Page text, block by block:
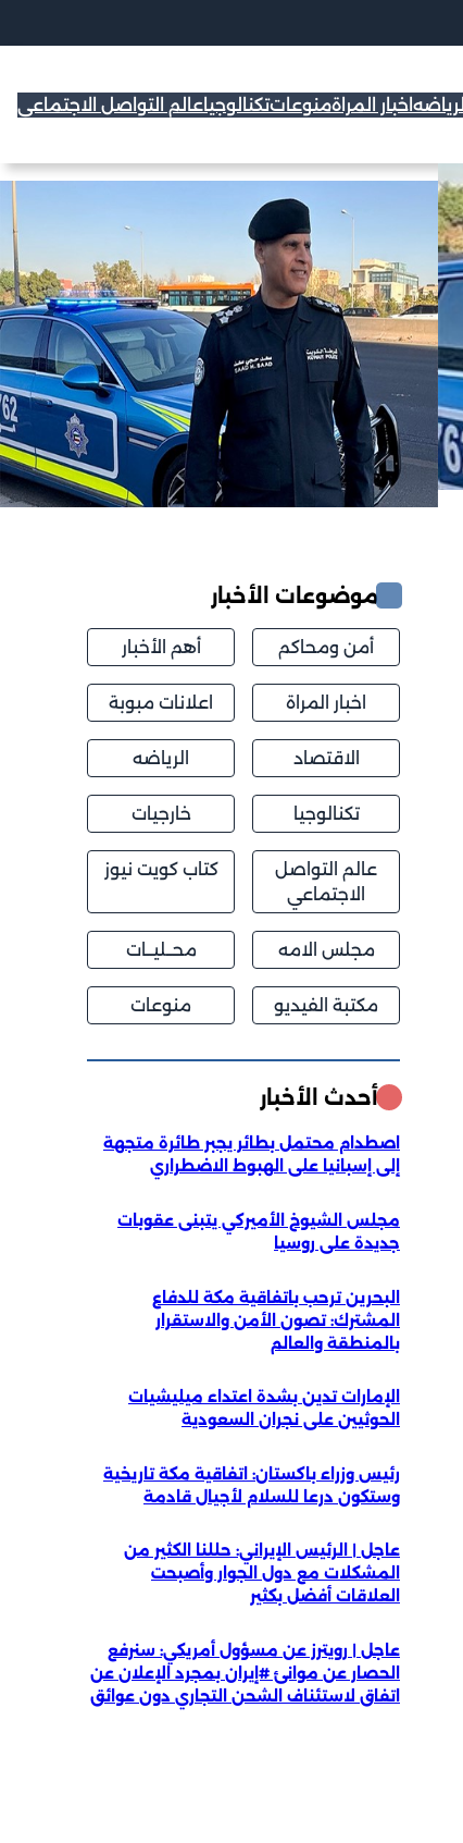
الرياضه اخبار المراةمنوعاتتكنالوجياعالم التواصل الاجتماعي
موضوعات الأخبار
أمن ومحاكم أهم الأخبار
اخبار المراة اعلانات مبوبة
الاقتصاد الرياضه
تكنالوجيا خارجيات
عالم التواصل
الاجتماعي
كتاب كويت نيوز
مجلس الامه محــليــات
مكتبة الفيديو منوعات
أحدث الأخبار
اصطدام محتمل بطائر يجبر طائرة متجهة
إلى إسبانيا على الهبوط الاضطراري
مجلس الشيوخ الأميركي يتبنى عقوبات
جديدة على روسيا
البحرين ترحب باتفاقية مكة للدفاع
المشترك: تصون الأمن والاستقرار
بالمنطقة والعالم
الإمارات تدين بشدة اعتداء ميليشيات
الحوثيين على نجران السعودية
رئيس وزراء باكستان: اتفاقية مكة تاريخية
وستكون درعا للسلام لأجيال قادمة
عاجل | الرئيس الإيراني: حللنا الكثير من
المشكلات مع دول الجوار وأصبحت
العلاقات أفضل بكثير
عاجل | رويترز عن مسؤول أمريكي: سنرفع
الحصار عن موانئ #إيران بمجرد الإعلان عن
اتفاق لاستئناف الشحن التجاري دون عوائق